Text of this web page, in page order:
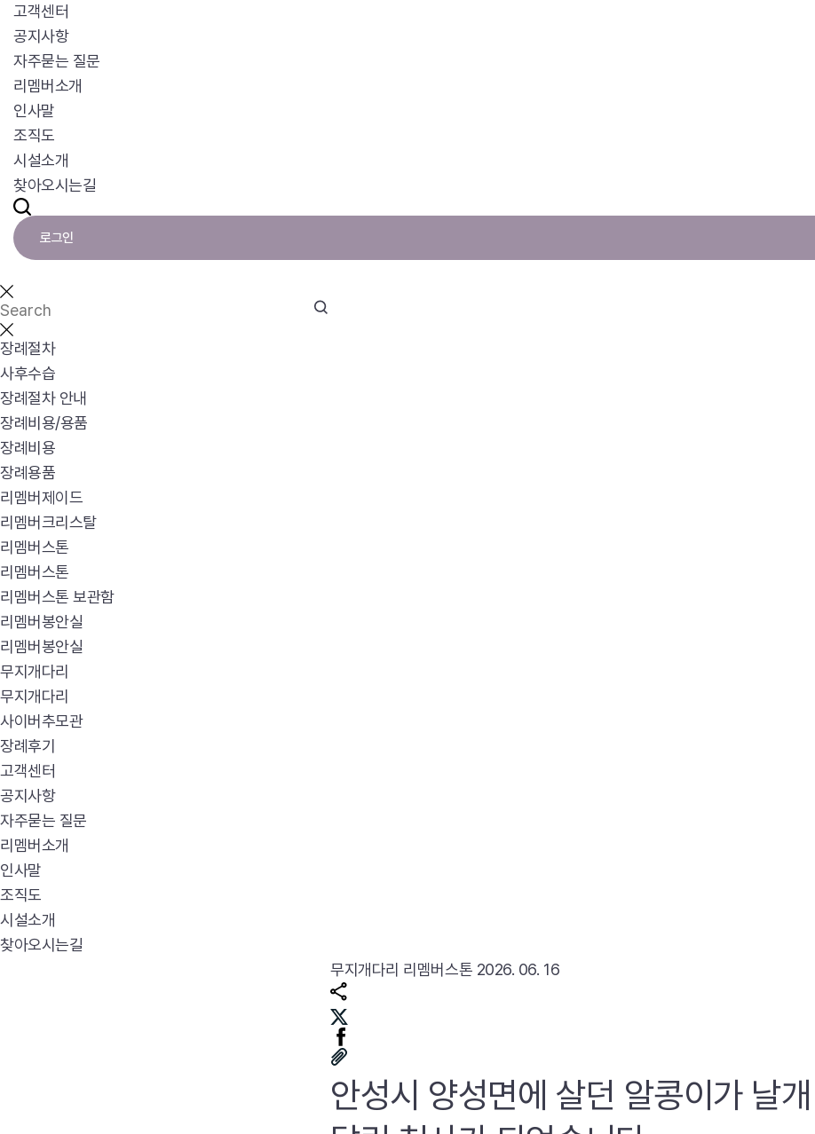
고객센터
공지사항
자주묻는 질문
리멤버소개
인사말
조직도
시설소개
찾아오시는길
로그인
장례절차
사후수습
장례절차 안내
장례비용/용품
장례비용
장례용품
리멤버제이드
리멤버크리스탈
리멤버스톤
리멤버스톤
리멤버스톤 보관함
리멤버봉안실
리멤버봉안실
무지개다리
무지개다리
사이버추모관
장례후기
고객센터
공지사항
자주묻는 질문
리멤버소개
인사말
조직도
시설소개
찾아오시는길
무지개다리 리멤버스톤 2026. 06. 16
안성시 양성면에 살던 알콩이가 날개